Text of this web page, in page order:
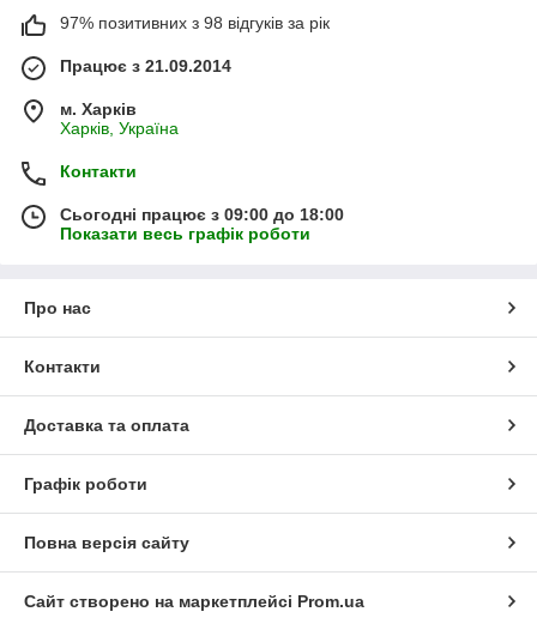
97% позитивних з 98 відгуків за рік
Працює з 21.09.2014
м. Харків
Харків, Україна
Контакти
Сьогодні працює з 09:00 до 18:00
Показати весь графік роботи
Про нас
Контакти
Доставка та оплата
Графік роботи
Повна версія сайту
Сайт створено на маркетплейсі Prom.ua